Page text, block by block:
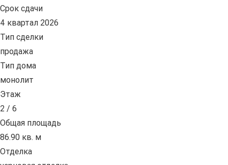
Срок сдачи
4 квартал 2026
Тип сделки
продажа
Тип дома
монолит
Этаж
2 / 6
Общая площадь
86.90 кв. м
Отделка